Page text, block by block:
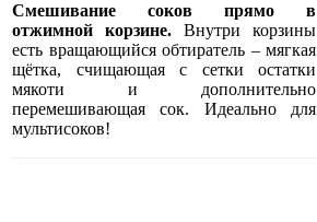
Смешивание соков прямо в
отжимной корзине. Внутри корзины
есть вращающийся обтиратель – мягкая
щётка, счищающая с сетки остатки
мякоти и дополнительно
перемешивающая сок. Идеально для
мультисоков!